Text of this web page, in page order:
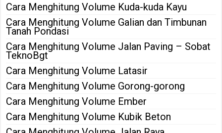
Cara Menghitung Volume Kuda-kuda Kayu
Cara Menghitung Volume Galian dan Timbunan
Tanah Pondasi
Cara Menghitung Volume Jalan Paving – Sobat
TeknoBgt
Cara Menghitung Volume Latasir
Cara Menghitung Volume Gorong-gorong
Cara Menghitung Volume Ember
Cara Menghitung Volume Kubik Beton